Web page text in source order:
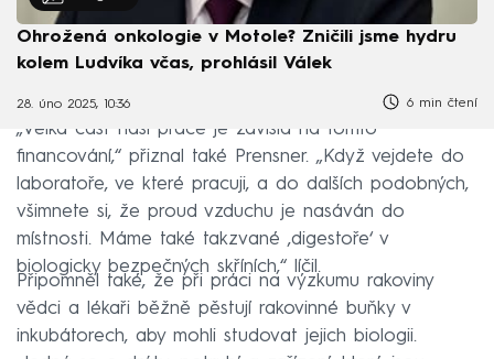
Ohrožená onkologie v Motole? Zničili jsme hydru
kolem Ludvíka včas, prohlásil Válek
28. úno 2025, 10:36 6 min čtení
„Velká část naší práce je závislá na tomto
financování,“ přiznal také Prensner. „Když vejdete do
laboratoře, ve které pracuji, a do dalších podobných,
všimnete si, že proud vzduchu je nasáván do
místnosti. Máme také takzvané ‚digestoře‘ v
biologicky bezpečných skříních,“ líčil.
Připomněl také, že při práci na výzkumu rakoviny
vědci a lékaři běžně pěstují rakovinné buňky v
inkubátorech, aby mohli studovat jejich biologii.